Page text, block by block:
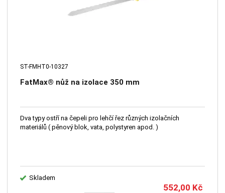
ST-FMHT0-10327
FatMax® nůž na izolace 350 mm
Dva typy ostří na čepeli pro lehčí řez různých izolačních
materiálů ( pěnový blok, vata, polystyren apod. )
Skladem
552,00 Kč